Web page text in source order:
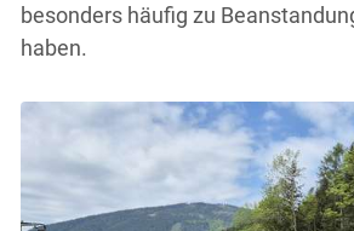
besonders häufig zu
haben.